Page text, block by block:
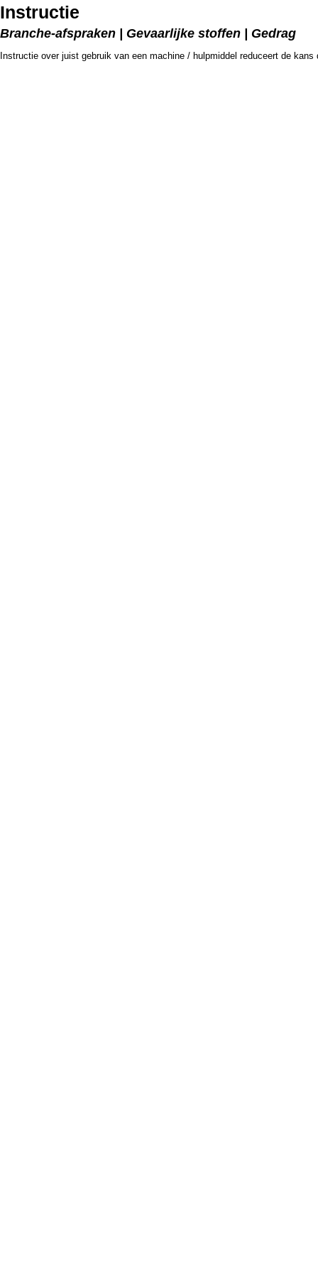
Instructie
Branche-afspraken | Gevaarlijke stoffen | Gedrag
Instructie over juist gebruik van een machine / hulpmiddel reduceert de